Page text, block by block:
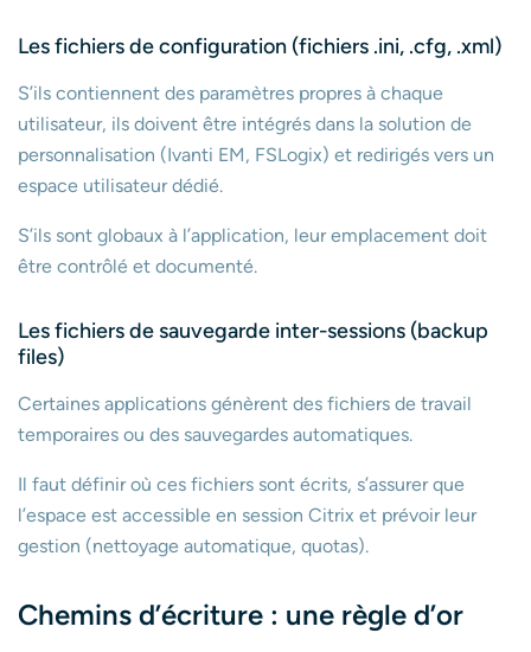
Les fichiers de configuration (fichiers .ini, .cfg, .xml)
S’ils contiennent des paramètres propres à chaque
utilisateur, ils doivent être intégrés dans la solution de
personnalisation (Ivanti EM, FSLogix) et redirigés vers un
espace utilisateur dédié.
S’ils sont globaux à l’application, leur emplacement doit
être contrôlé et documenté.
Les fichiers de sauvegarde inter-sessions (backup
files)
Certaines applications génèrent des fichiers de travail
temporaires ou des sauvegardes automatiques.
Il faut définir où ces fichiers sont écrits, s’assurer que
l’espace est accessible en session Citrix et prévoir leur
gestion (nettoyage automatique, quotas).
Chemins d’écriture : une règle d’or